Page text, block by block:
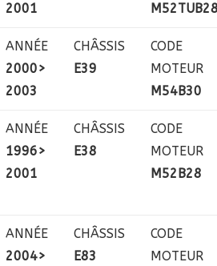
2001
ANNÉE
2000>
2003
CHÂSSIS
E39
CODE
MOTEUR
M54B30
ANNÉE
1996>
2001
CHÂSSIS
E38
CODE
MOTEUR
M52B28
ANNÉE
2004>
CHÂSSIS
E83
CODE
MOTEUR